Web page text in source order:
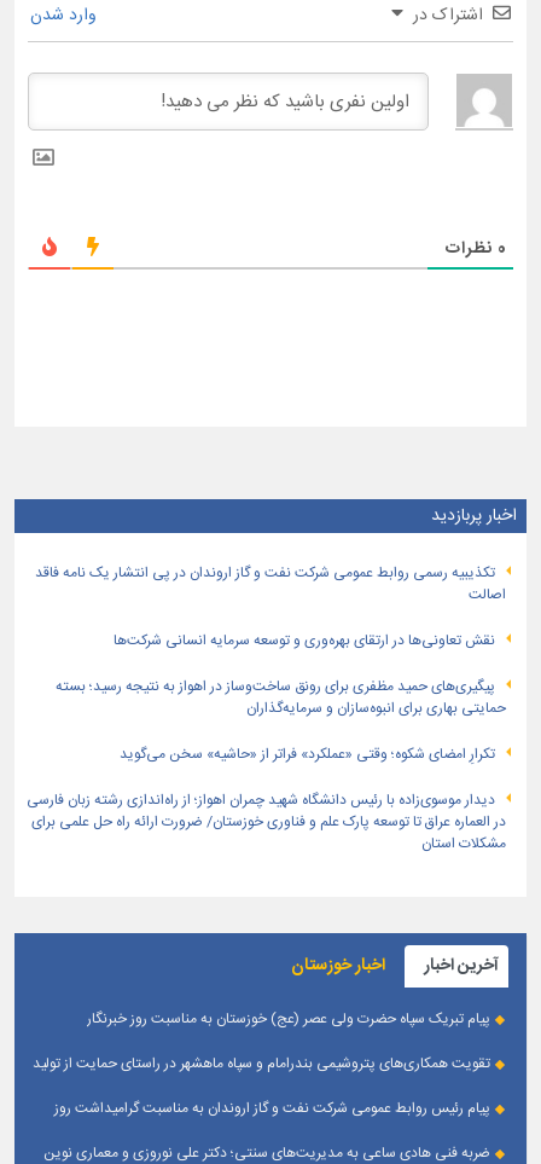
اشتراک در وارد شدن
0 نظرات
اخبار پربازدید
تكذیبیه رسمی روابط عمومی شركت نفت و گاز اروندان در پی انتشار یک نامه فاقد
اصالت
نقش تعاونی‌ها در ارتقای بهره‌وری و توسعه سرمایه انسانی شرکت‌ها
پیگیری‌های حمید مظفری برای رونق ساخت‌وساز در اهواز به نتیجه رسید؛ بسته
حمایتی بهاری برای انبوه‌سازان و سرمایه‌گذاران
تکرارِ امضای شکوه؛ وقتی «عملکرد» فراتر از «حاشیه» سخن می‌گوید
دیدار موسوی‌زاده با رئیس دانشگاه شهید چمران اهواز؛ از راه‌اندازی رشته زبان فارسی
در العماره عراق تا توسعه پارک علم و فناوری خوزستان/ ضرورت ارائه راه حل علمی برای
مشکلات استان
آخرین اخبار اخبار خوزستان
پیام تبریک سپاه حضرت ولی عصر (عج) خوزستان به مناسبت روز خبرنگار
تقویت همکاری‌های پتروشیمی بندرامام و سپاه ماهشهر در راستای حمایت از تولید
پیام رئیس روابط عمومی شركت نفت و گاز اروندان به مناسبت گرامیداشت روز
ضربه فنی هادی ساعی به مدیریت‌های سنتی؛ دکتر علی نوروزی و معماری نوین